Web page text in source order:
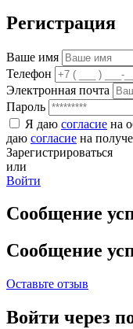
Регистрация
Ваше имя
Телефон
Электронная почта
Пароль
Я даю согласие на
даю согласие на
Зарегистрироваться
или
Войти
Сообщение
Сообщение
Оставьте отзыв
Войти через